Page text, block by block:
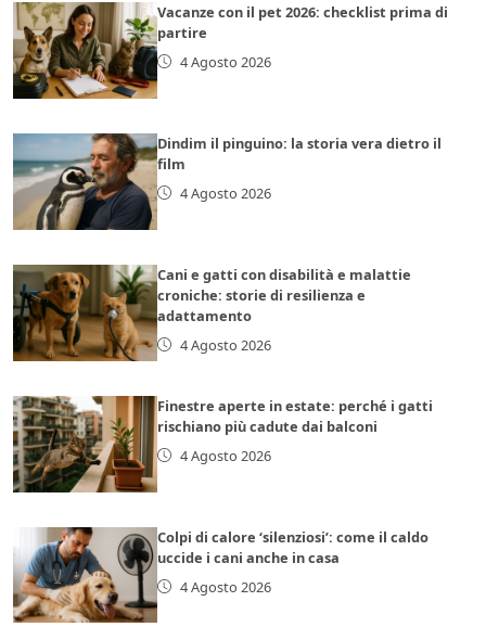
Vacanze con il pet 2026: checklist prima di
partire
4 Agosto 2026
Dindim il pinguino: la storia vera dietro il
film
4 Agosto 2026
Cani e gatti con disabilità e malattie
croniche: storie di resilienza e
adattamento
4 Agosto 2026
Finestre aperte in estate: perché i gatti
rischiano più cadute dai balconi
4 Agosto 2026
Colpi di calore ‘silenziosi’: come il caldo
uccide i cani anche in casa
4 Agosto 2026